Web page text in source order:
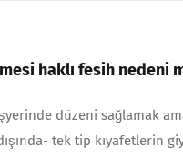
haklı fesih nedeni
düzeni sağlamak
tek tip kıyafetlerin